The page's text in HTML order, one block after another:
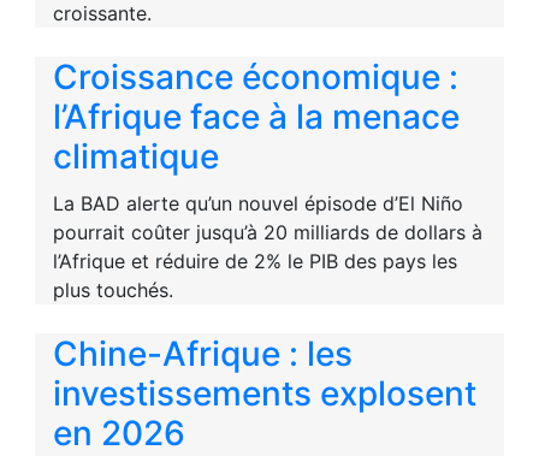
croissante.
Croissance économique :
l’Afrique face à la menace
climatique
La BAD alerte qu’un nouvel épisode d’El Niño
pourrait coûter jusqu’à 20 milliards de dollars à
l’Afrique et réduire de 2% le PIB des pays les
plus touchés.
Chine-Afrique : les
investissements explosent
en 2026